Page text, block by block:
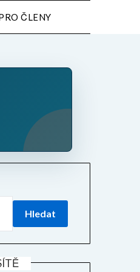
ČLENY
Hledat